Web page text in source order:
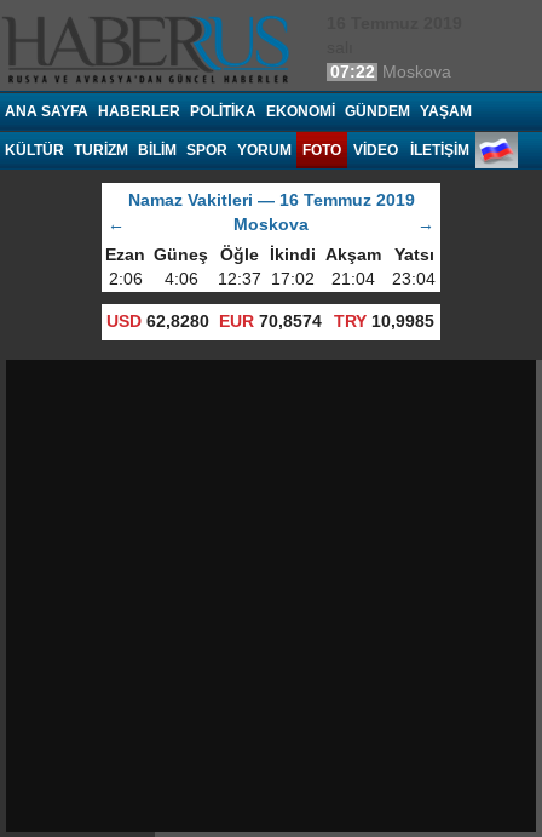
Haberrus.com
07:22 Moskova
ANA SAYFA HABERLER POLITIKA EKONOMI GÜNDEM YAŞAM
KÜLTÜR TURIZM BILIM SPOR YORUM FOTO VIDEO İLETİŞİM
Namaz Vakitleri — 16 Temmuz 2019
←
Moskova
→
Ezan Güneş Öğle İkindi Akşam
Yatsı
2:06
4:06 12:37 17:02 21:04 23:04
USD 62,8280 EUR 70,8574 TRY10,9985